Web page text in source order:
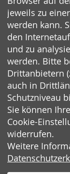
jeweils zu
werden kann.
den
und zu
werden. Bitte
Drittanbietern
auch in
Schutzniveau
Sie können
Cookie-
widerrufen.
Weitere